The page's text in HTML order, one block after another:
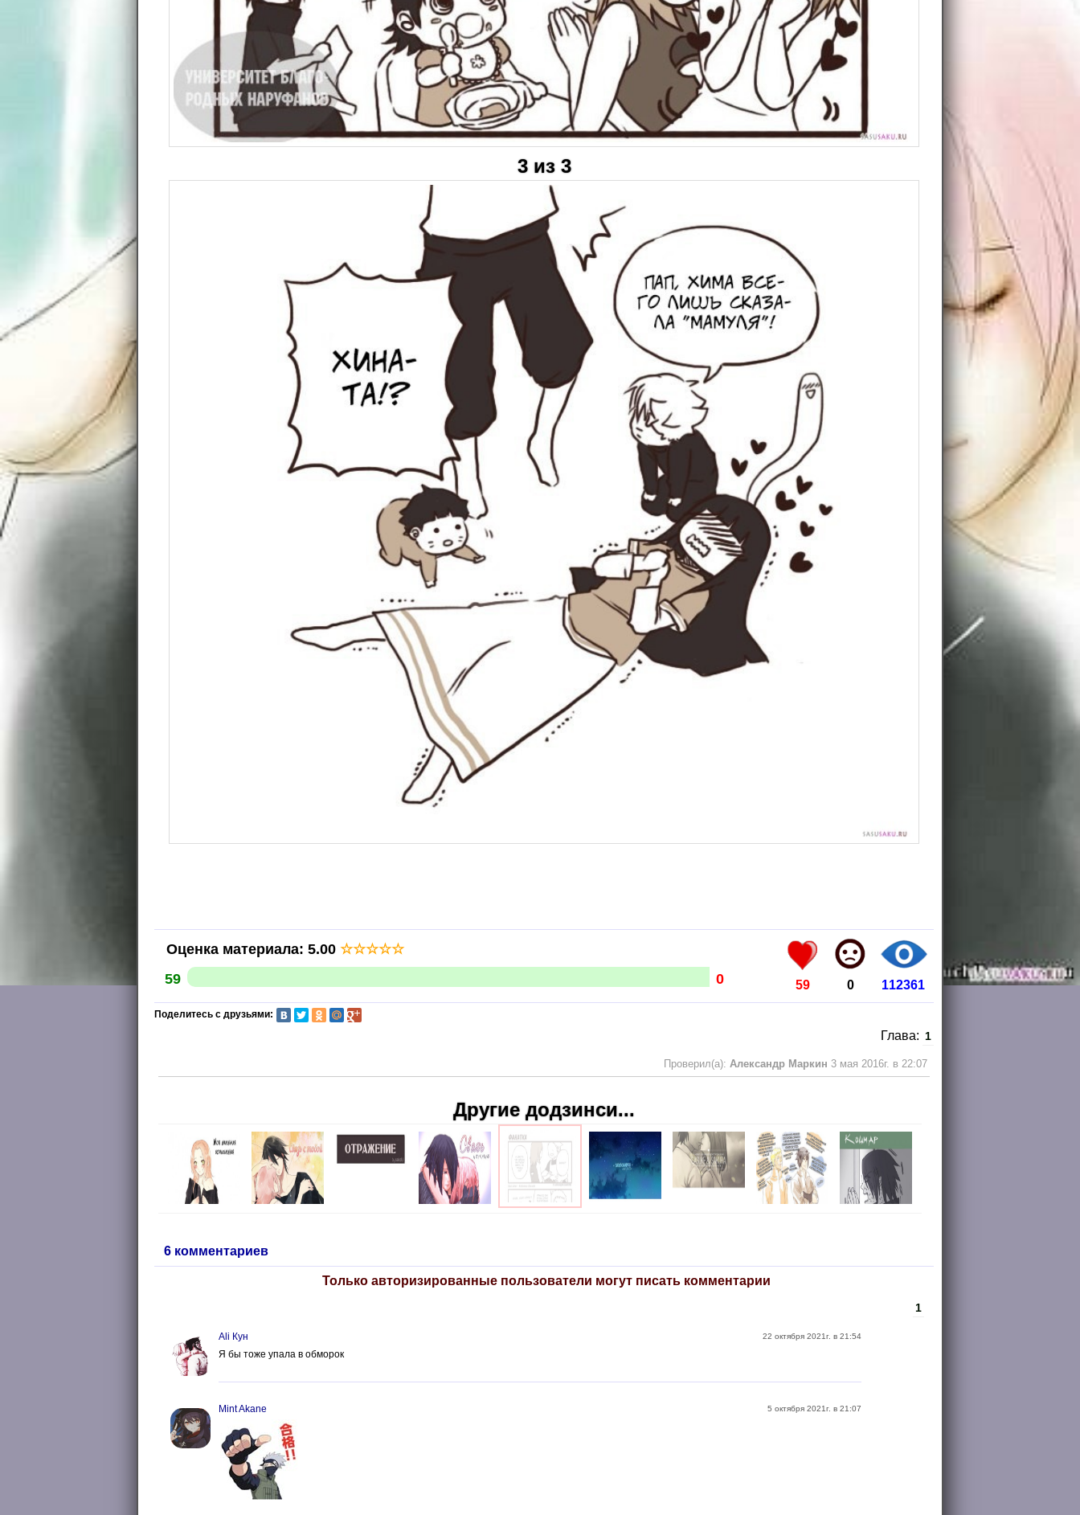
3 из 3
59 0 112361
Оценка материала: 5.00 ☆☆☆☆☆
59
0
Поделитесь с друзьями:
Глава: 1
Проверил(а): Александр Маркин 3 мая 2016г. в 22:07
Другие додзинси...
6 комментариев
Только авторизированные пользователи могут писать комментарии
1
Ali Кун 22 октября 2021г. в 21:54
Я бы тоже упала в обморок
Mint Akane 5 октября 2021г. в 21:07